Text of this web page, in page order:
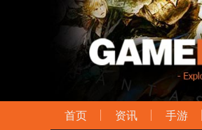
首页 资讯 手游